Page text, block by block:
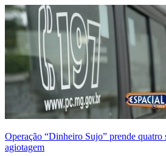
Operação “Dinheiro Sujo” prende quatro
agiotagem